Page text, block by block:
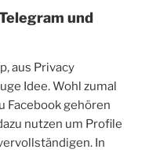
und
aus Privacy
Idee. Wohl zumal
Facebook gehören
nutzen um Profile
In